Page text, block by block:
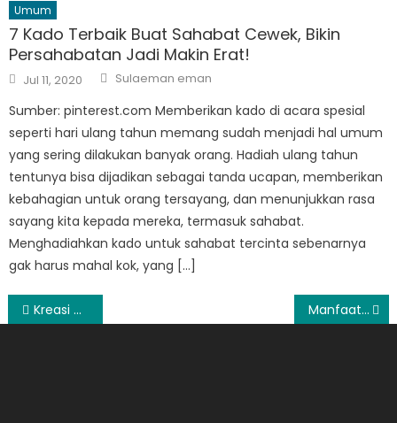
Umum
7 Kado Terbaik Buat Sahabat Cewek, Bikin
Persahabatan Jadi Makin Erat!
Posted
on
Jul 11, 2020 Author
Sulaeman eman
Sumber: pinterest.com Memberikan kado di acara spesial
seperti hari ulang tahun memang sudah menjadi hal umum
yang sering dilakukan banyak orang. Hadiah ulang tahun
tentunya bisa dijadikan sebagai tanda ucapan, memberikan
kebahagian untuk orang tersayang, dan menunjukkan rasa
sayang kita kepada mereka, termasuk sahabat.
Menghadiahkan kado untuk sahabat tercinta sebenarnya
gak harus mahal kok, yang […]
Post
Kreasi Menu Sarapan Pagi yang Sehat dan Bergizi Manfaat Susu Dancow Untuk Tumbuh Kembang Anak